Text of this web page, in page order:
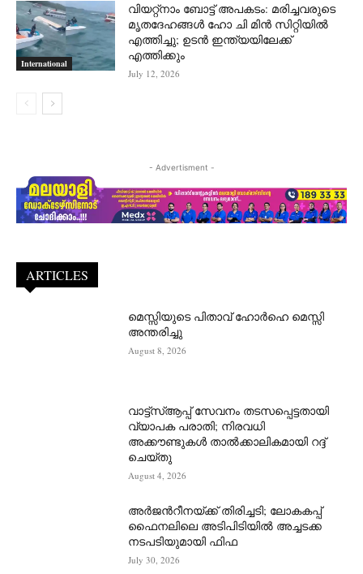
International
വിയറ്റ്നാം ബോട്ട് അപകടം: മരിച്ചവരുടെ
മൃതദേഹങ്ങൾ ഹോ ചി മിൻ സിറ്റിയിൽ
എത്തിച്ചു; ഉടൻ ഇന്ത്യയിലേക്ക്
എത്തിക്കും
July 12, 2026
- Advertisment -
ARTICLES
മെസ്സിയുടെ പിതാവ് ഹോർഹെ മെസ്സി
അന്തരിച്ചു
August 8, 2026
വാട്ട്‌സ്ആപ്പ് സേവനം തടസപ്പെട്ടതായി
വ്യാപക പരാതി; നിരവധി
അക്കൗണ്ടുകൾ താൽക്കാലികമായി റദ്ദ്
ചെയ്തു
August 4, 2026
അർജന്‍റീനയ്ക്ക് തിരിച്ചടി; ലോകകപ്പ്
ഫൈനലിലെ അടിപിടിയിൽ അച്ചടക്ക
നടപടിയുമായി ഫിഫ
July 30, 2026